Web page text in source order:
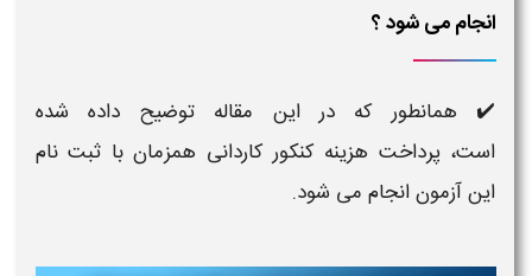
انجام می شود ؟
✔️ همانطور که در این مقاله توضیح داده شده
است، پرداخت هزینه کنکور کاردانی همزمان با ثبت نام
این آزمون انجام می شود.